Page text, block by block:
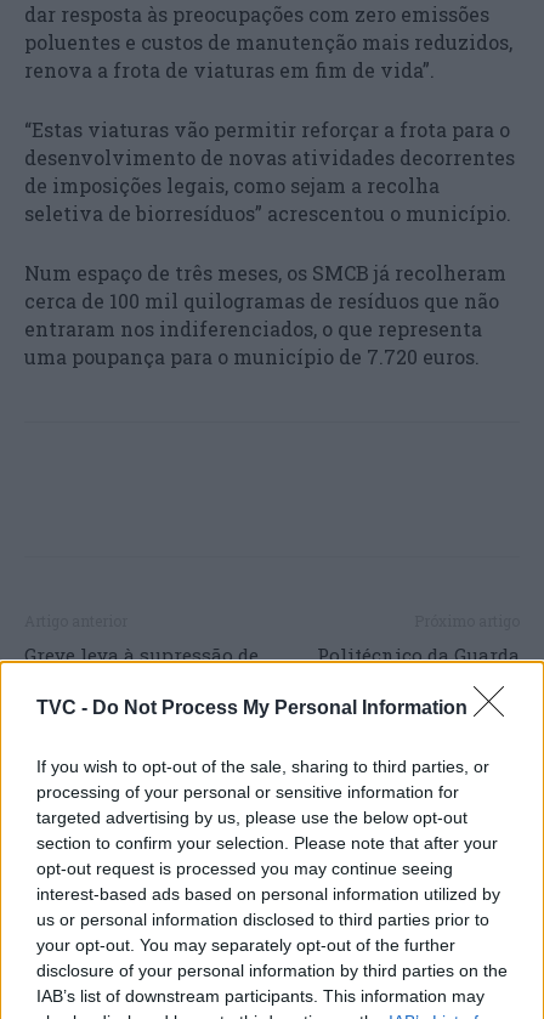
TVC - Do Not Process My Personal Information
If you wish to opt-out of the sale, sharing to third parties, or
processing of your personal or sensitive information for
targeted advertising by us, please use the below opt-out
section to confirm your selection. Please note that after your
opt-out request is processed you may continue seeing
interest-based ads based on personal information utilized by
us or personal information disclosed to third parties prior to
your opt-out. You may separately opt-out of the further
disclosure of your personal information by third parties on the
IAB’s list of downstream participants. This information may
dar resposta às preocupações com zero emissões
poluentes e custos de manutenção mais reduzidos,
renova a frota de viaturas em fim de vida”.
“Estas viaturas vão permitir reforçar a frota para o
desenvolvimento de novas atividades decorrentes
de imposições legais, como sejam a recolha
seletiva de biorresíduos” acrescentou o município.
Num espaço de três meses, os SMCB já recolheram
cerca de 100 mil quilogramas de resíduos que não
entraram nos indiferenciados, o que representa
uma poupança para o município de 7.720 euros.
Greve leva à supressão de
comboio previstos até às
Politécnico da Guarda
lidera projeto de
reposicionamento de
ARTIGOS RELACIONADOSMAIS DO AUTOR